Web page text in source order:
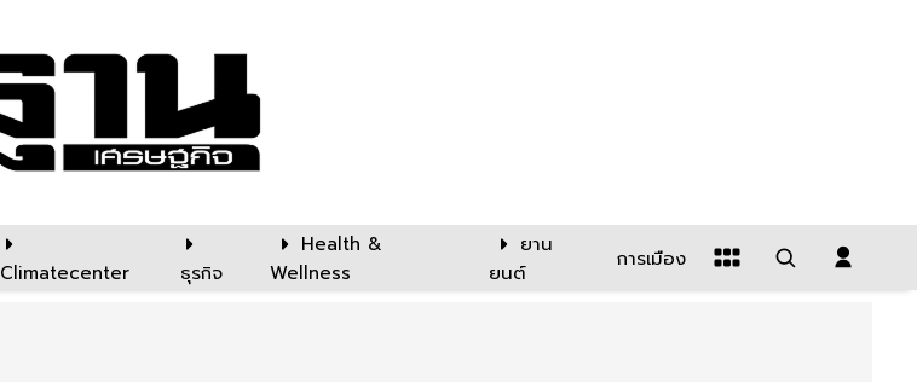
Climatecenter ธุรกิจ
Health &
Wellness
ยาน
ยนต์
การเมือง